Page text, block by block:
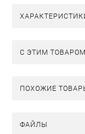
C ЭТИМ
ПОХОЖИЕ
ФАЙЛЫ